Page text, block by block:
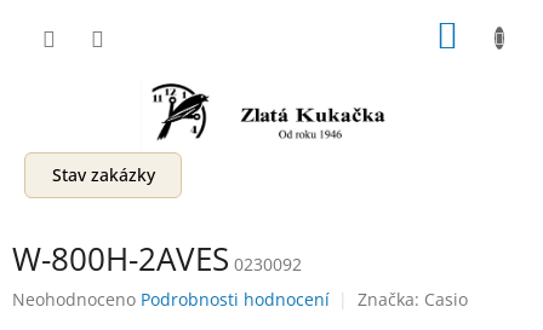
Stav zakázky
W-800H-2AVES 0230092
Průměrné
Neohodnoceno Podrobnosti hodnocení Značka: Casio